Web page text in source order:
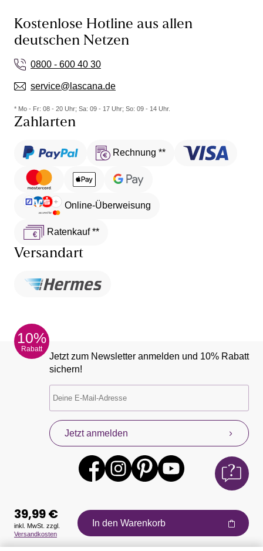
Kostenlose Hotline aus allen
deutschen Netzen
0800 - 600 40 30
service@lascana.de
* Mo - Fr: 08 - 20 Uhr; Sa: 09 - 17 Uhr; So: 09 - 14 Uhr.
Zahlarten
Rechnung **
Online-Überweisung
Ratenkauf **
Versandart
10%
Rabatt
Jetzt zum Newsletter anmelden und 10% Rabatt
sichern!
Jetzt anmelden
Auszeichnungen
39,99 €
inkl. MwSt. zzgl.
Versandkosten
In den Warenkorb